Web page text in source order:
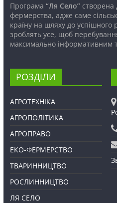
Програма “Ля Село”створена
фермерства, адже саме
країну на шляху до успішного
зроблять усе, щоб
максимально інформативним
РОЗДІЛИ
АГРОТЕХНІКА
АГРОПОЛІТИКА
АГРОПРАВО
ЕКО-ФЕРМЕРСТВО
ТВАРИННИЦТВО
РОСЛИННИЦТВО
ЛЯ СЕЛО